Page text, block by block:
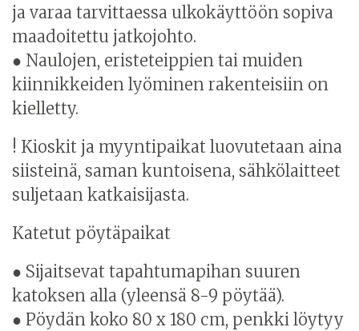
ja varaa tarvittaessa ulkokäyttöön sopiva
maadoitettu jatkojohto.
● Naulojen, eristeteippien tai muiden
kiinnikkeiden lyöminen rakenteisiin on
kielletty.
! Kioskit ja myyntipaikat luovutetaan aina
siisteinä, saman kuntoisena, sähkölaitteet
suljetaan katkaisijasta.
Katetut pöytäpaikat
● Sijaitsevat tapahtumapihan suuren
katoksen alla (yleensä 8-9 pöytää).
● Pöydän koko 80 x 180 cm, penkki löytyy